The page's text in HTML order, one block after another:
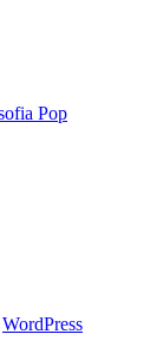
WordPress